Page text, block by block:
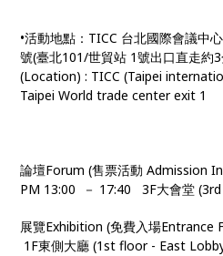
•活動地點：TICC 台北國際會議中
號(臺北101/世貿站 1號出口直走約
(Location) : TICC (Taipei
Taipei World trade center exit 1
論壇Forum (售票活動 Admission
PM 13:00 － 17:40 3F大會堂
展覽Exhibition (免費入場
1F東側大廳 (1st floor - East